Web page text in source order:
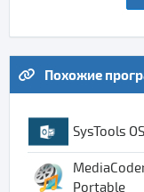
Похожие
SysTools
Portable